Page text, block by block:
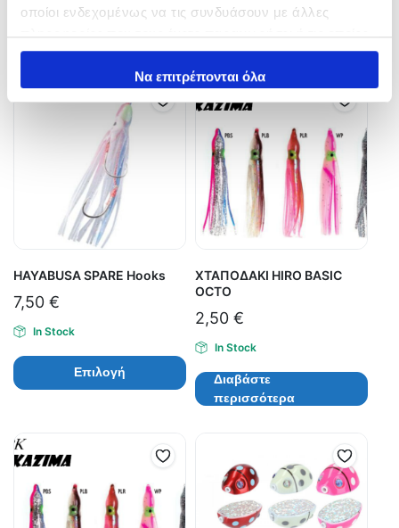
οποίοι ενδεχομένως να τις συνδυάσουν με άλλες
πληροφορίες που τους έχετε παραχωρήσει ή τις οποίες
έχουν συλλέξει σε σχέση με την από μέρους σας χρήση
των υπηρεσιών τους.Να επιτρέπονται όλα
Related products
HAYABUSA SPARE Hooks
7,50 €
In Stock
Επιλογή
ΧΤΑΠΟΔΑΚΙ HIRO BASIC
OCTO
2,50 €
In Stock
Διαβάστε
περισσότερα